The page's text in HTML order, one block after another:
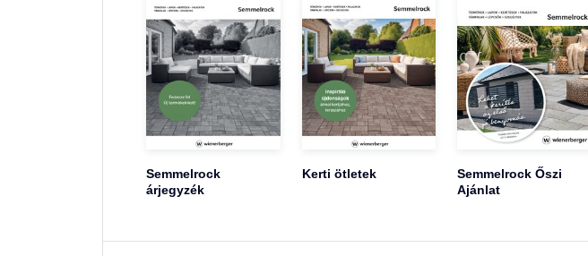
Semmelrock
árjegyzék
Kerti ötletek
Semmelrock Őszi
Ajánlat